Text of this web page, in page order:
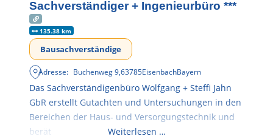
Sachverständiger + Ingenieurbüro ***
135.38 km
Bausachverständige
Adresse: Buchenweg 9,63785EisenbachBayern
Das Sachverständigenbüro Wolfgang + Steffi Jahn
GbR erstellt Gutachten und Untersuchungen in den
Bereichen der Haus- und Versorgungstechnik und
berät
Weiterlesen …